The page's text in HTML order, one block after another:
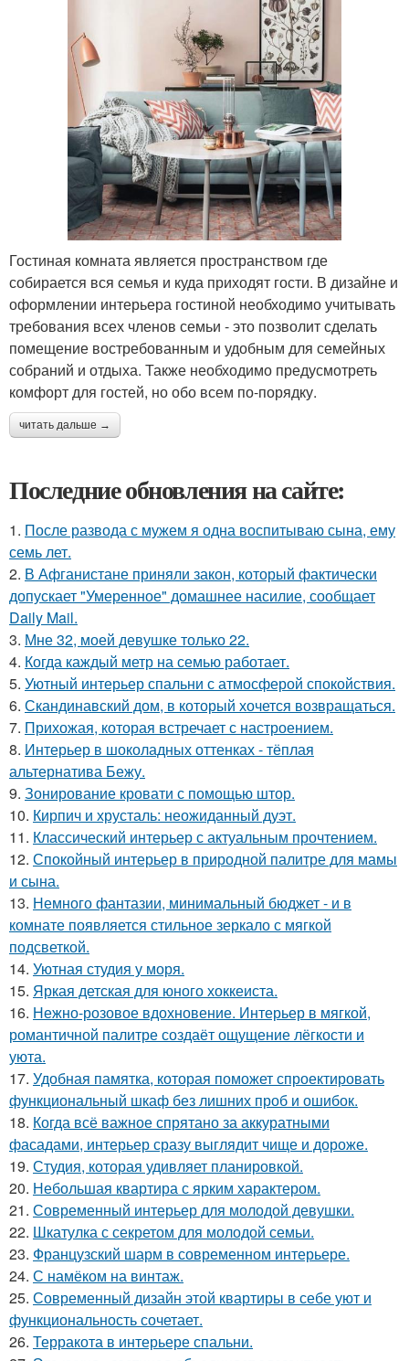
Гостиная комната является пространством где
собирается вся семья и куда приходят гости. В дизайне и
оформлении интерьера гостиной необходимо учитывать
требования всех членов семьи - это позволит сделать
помещение востребованным и удобным для семейных
собраний и отдыха. Также необходимо предусмотреть
комфорт для гостей, но обо всем по-порядку.
читать дальше →
Последние обновления на сайте:
1. После развода с мужем я одна воспитываю сына, ему
семь лет.
2. В Афганистане приняли закон, который фактически
допускает "Умеренное" домашнее насилие, сообщает
Daily Mail.
3. Мне 32, моей девушке только 22.
4. Когда каждый метр на семью работает.
5. Уютный интерьер спальни с атмосферой спокойствия.
6. Скандинавский дом, в который хочется возвращаться.
7. Прихожая, которая встречает с настроением.
8. Интерьер в шоколадных оттенках - тёплая
альтернатива Бежу.
9. Зонирование кровати с помощью штор.
10. Кирпич и хрусталь: неожиданный дуэт.
11. Классический интерьер с актуальным прочтением.
12. Спокойный интерьер в природной палитре для мамы
и сына.
13. Немного фантазии, минимальный бюджет - и в
комнате появляется стильное зеркало с мягкой
подсветкой.
14. Уютная студия у моря.
15. Яркая детская для юного хоккеиста.
16. Нежно-розовое вдохновение. Интерьер в мягкой,
романтичной палитре создаёт ощущение лёгкости и
уюта.
17. Удобная памятка, которая поможет спроектировать
функциональный шкаф без лишних проб и ошибок.
18. Когда всё важное спрятано за аккуратными
фасадами, интерьер сразу выглядит чище и дороже.
19. Студия, которая удивляет планировкой.
20. Небольшая квартира с ярким характером.
21. Современный интерьер для молодой девушки.
22. Шкатулка с секретом для молодой семьи.
23. Французский шарм в современном интерьере.
24. С намёком на винтаж.
25. Современный дизайн этой квартиры в себе уют и
функциональность сочетает.
26. Терракота в интерьере спальни.